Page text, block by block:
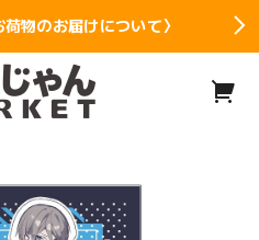
物のお届けについて〉